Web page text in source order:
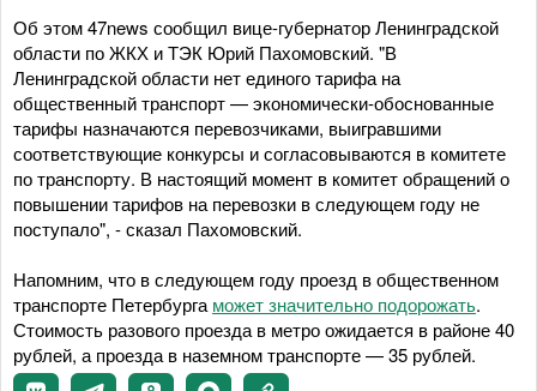
Об этом 47news сообщил вице-губернатор Ленинградской
области по ЖКХ и ТЭК Юрий Пахомовский. "В
Ленинградской области нет единого тарифа на
общественный транспорт — экономически-обоснованные
тарифы назначаются перевозчиками, выигравшими
соответствующие конкурсы и согласовываются в комитете
по транспорту. В настоящий момент в комитет обращений о
повышении тарифов на перевозки в следующем году не
поступало", - сказал Пахомовский.
Напомним, что в следующем году проезд в общественном
транспорте Петербурга может значительно подорожать.
Стоимость разового проезда в метро ожидается в районе 40
рублей, а проезда в наземном транспорте — 35 рублей.